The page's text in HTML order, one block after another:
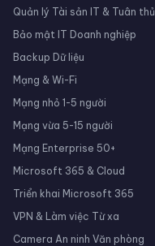
Quản lý Tài sản IT & Tuân thủ
Bảo mật IT Doanh nghiệp
Backup Dữ liệu
Mạng & Wi-Fi
Mạng nhỏ 1-5 người
Mạng vừa 5-15 người
Mạng Enterprise 50+
Microsoft 365 & Cloud
Triển khai Microsoft 365
VPN & Làm việc Từ xa
Camera An ninh Văn phòng